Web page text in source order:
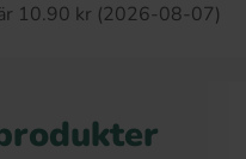
10.90 kr (2026-08-07)